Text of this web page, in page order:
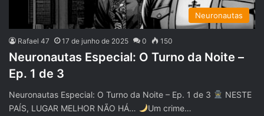
Neuronautas
Rafael 47 17 de junho de 2025 0 150
Neuronautas Especial: O Turno da Noite –
Ep. 1 de 3
Neuronautas Especial: O Turno da Noite – Ep. 1 de 3
NESTE
PAÍS, LUGAR MELHOR NÃO HÁ…
Um crime…